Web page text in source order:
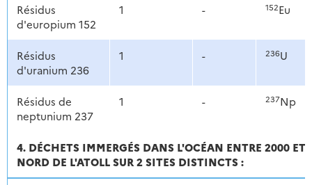
Résidus
d'europium 152
1 - 152Eu
Résidus
d'uranium 236
1 - 236U
Résidus de
neptunium 237
1 - 237Np
4. DÉCHETS IMMERGÉS DANS L'OCÉAN ENTRE 2000 ET
NORD DE L'ATOLL SUR 2 SITES DISTINCTS :